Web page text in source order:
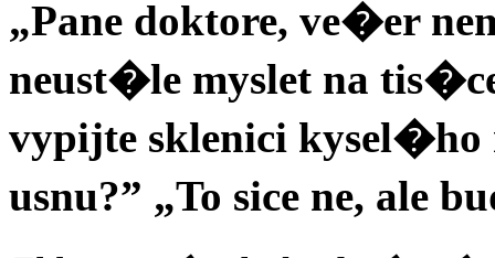
„Pane doktore, ve�er
neust�le myslet na
vypijte sklenici
usnu?” „To sice ne, ale